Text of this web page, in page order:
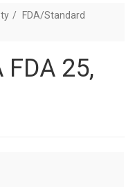
FDA/Standard
25,